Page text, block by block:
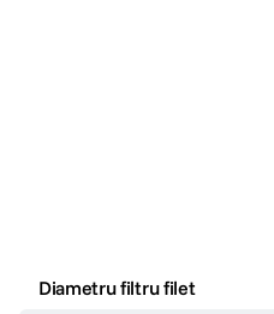
Diametru filtru filet